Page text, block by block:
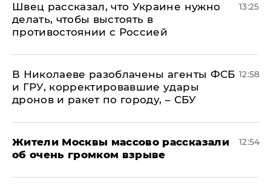
Швец рассказал, что Украине нужно
делать, чтобы выстоять в
противостоянии с Россией
13:25
В Николаеве разоблачены агенты ФСБ
и ГРУ, корректировавшие удары
дронов и ракет по городу, – СБУ
12:58
Жители Москвы массово рассказали
об очень громком взрыве
12:54